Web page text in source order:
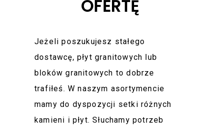
OFERTĘ
Jeżeli poszukujesz stałego
dostawcę, płyt granitowych lub
bloków granitowych to dobrze
trafiłeś. W naszym asortymencie
mamy do dyspozycji setki różnych
kamieni i płyt. Słuchamy potrzeb